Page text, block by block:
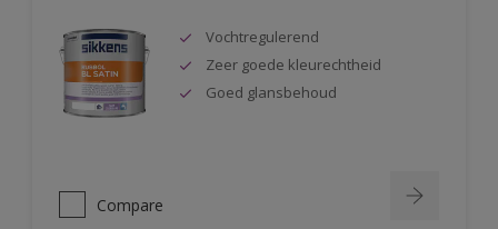
Vochtregulerend
Zeer goede kleurechtheid
Goed glansbehoud
Compare